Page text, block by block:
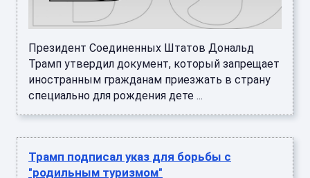
Президент Соединенных Штатов Дональд
Трамп утвердил документ, который запрещает
иностранным гражданам приезжать в страну
специально для рождения дете ...
Трамп подписал указ для борьбы с
"родильным туризмом"